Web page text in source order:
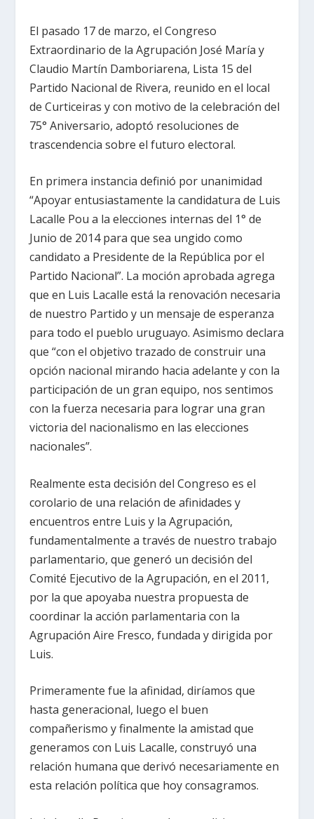
El pasado 17 de marzo, el Congreso
Extraordinario de la Agrupación José María y
Claudio Martín Damboriarena, Lista 15 del
Partido Nacional de Rivera, reunido en el local
de Curticeiras y con motivo de la celebración del
75° Aniversario, adoptó resoluciones de
trascendencia sobre el futuro electoral.
En primera instancia definió por unanimidad
“Apoyar entusiastamente la candidatura de Luis
Lacalle Pou a la elecciones internas del 1° de
Junio de 2014 para que sea ungido como
candidato a Presidente de la República por el
Partido Nacional”. La moción aprobada agrega
que en Luis Lacalle está la renovación necesaria
de nuestro Partido y un mensaje de esperanza
para todo el pueblo uruguayo. Asimismo declara
que “con el objetivo trazado de construir una
opción nacional mirando hacia adelante y con la
participación de un gran equipo, nos sentimos
con la fuerza necesaria para lograr una gran
victoria del nacionalismo en las elecciones
nacionales”.
Realmente esta decisión del Congreso es el
corolario de una relación de afinidades y
encuentros entre Luis y la Agrupación,
fundamentalmente a través de nuestro trabajo
parlamentario, que generó un decisión del
Comité Ejecutivo de la Agrupación, en el 2011,
por la que apoyaba nuestra propuesta de
coordinar la acción parlamentaria con la
Agrupación Aire Fresco, fundada y dirigida por
Luis.
Primeramente fue la afinidad, diríamos que
hasta generacional, luego el buen
compañerismo y finalmente la amistad que
generamos con Luis Lacalle, construyó una
relación humana que derivó necesariamente en
esta relación política que hoy consagramos.